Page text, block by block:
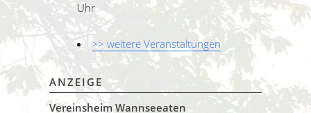
Uhr
>> weitere Veranstaltungen
ANZEIGE
Vereinsheim Wannseeaten